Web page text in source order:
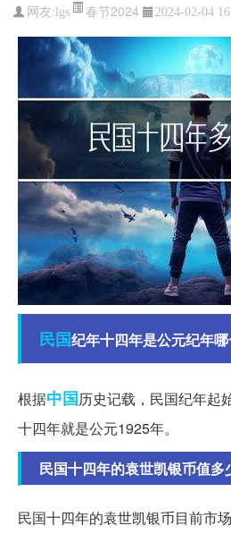
网友: lgs 春节2024 2024-02-04
民国纪年十四年是公元纪年
根据中国历史记载，民国纪年起
十四年就是公元1925年。
民国十四年的袁世凯银币值多
民国十四年的袁世凯银币目前市